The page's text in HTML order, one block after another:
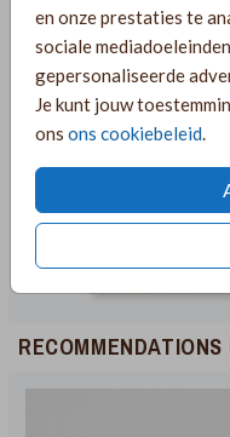
en onze prestaties te
sociale
gepersonaliseerde
Je kunt jouw
ons ons cookiebeleid.